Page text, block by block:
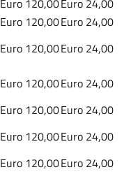
Euro 120,00Euro 24,00
Euro 120,00Euro 24,00
Euro 120,00Euro 24,00
Euro 120,00Euro 24,00
Euro 120,00Euro 24,00
Euro 120,00Euro 24,00
Euro 120,00Euro 24,00